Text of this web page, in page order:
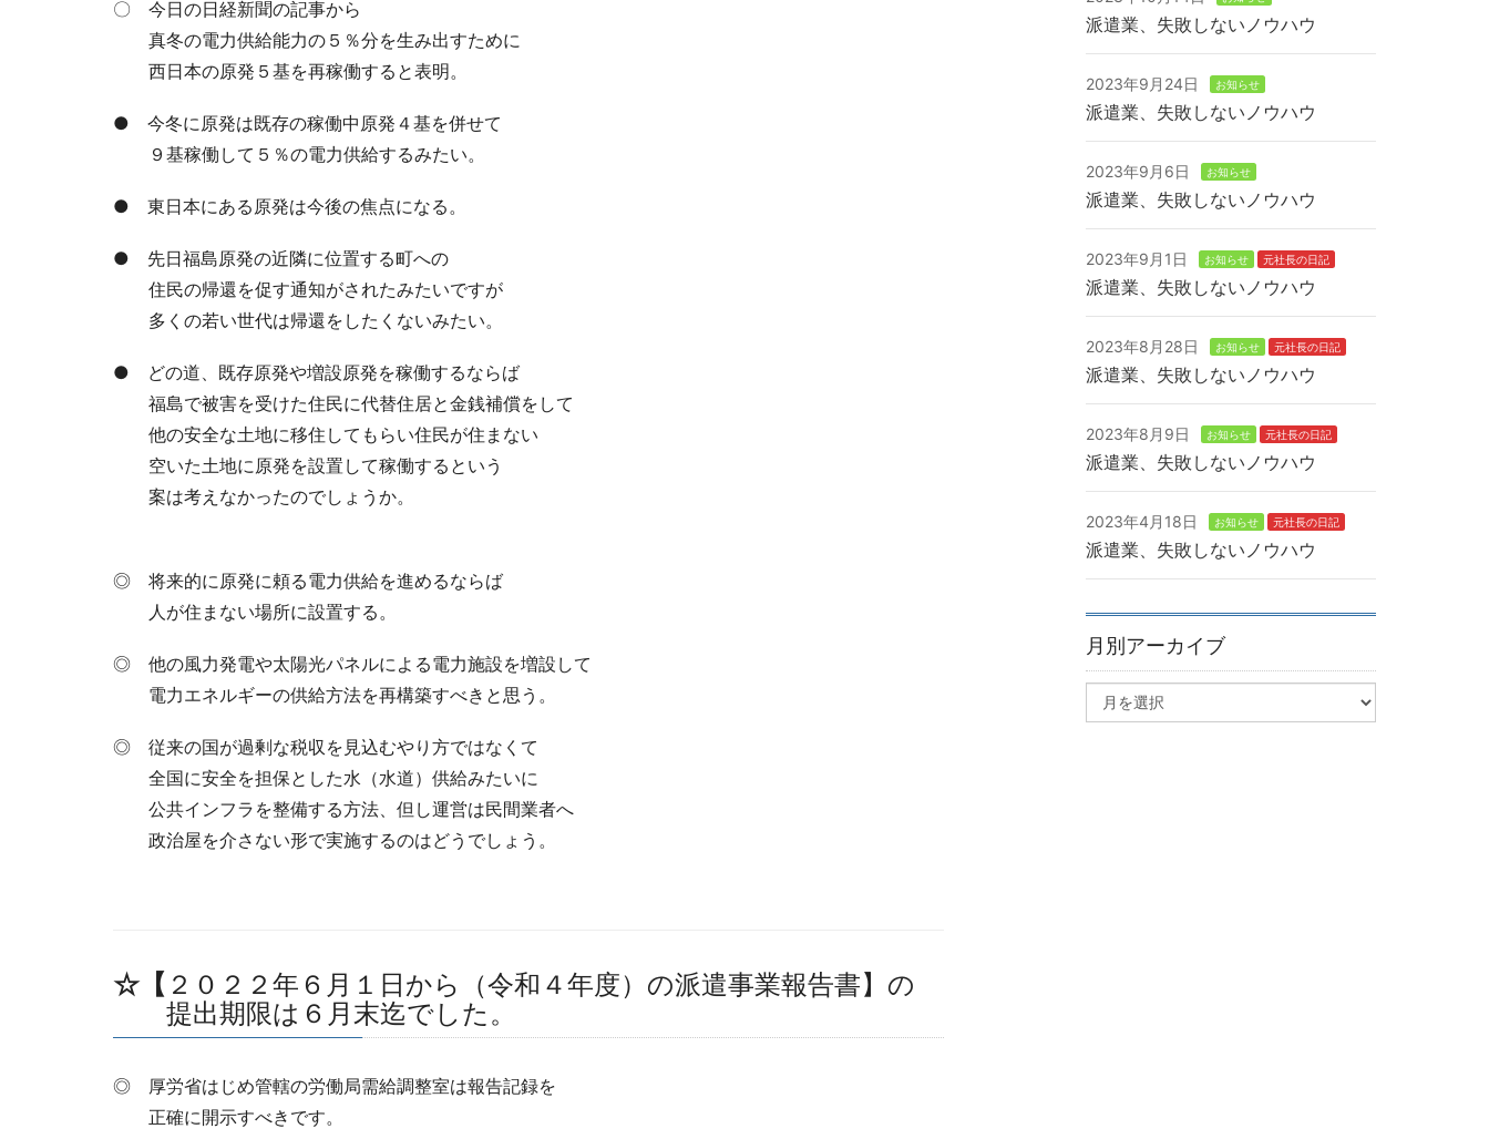
〇 今日の日経新聞の記事から
真冬の電力供給能力の５％分を生み出すために
西日本の原発５基を再稼働すると表明。
● 今冬に原発は既存の稼働中原発４基を併せて
９基稼働して５％の電力供給するみたい。
● 東日本にある原発は今後の焦点になる。
● 先日福島原発の近隣に位置する町への
住民の帰還を促す通知がされたみたいですが
多くの若い世代は帰還をしたくないみたい。
● どの道、既存原発や増設原発を稼働するならば
福島で被害を受けた住民に代替住居と金銭補償をして
他の安全な土地に移住してもらい住民が住まない
空いた土地に原発を設置して稼働するという
案は考えなかったのでしょうか。
◎ 将来的に原発に頼る電力供給を進めるならば
人が住まない場所に設置する。
◎ 他の風力発電や太陽光パネルによる電力施設を増設して
電力エネルギーの供給方法を再構築すべきと思う。
◎ 従来の国が過剰な税収を見込むやり方ではなくて
全国に安全を担保とした水（水道）供給みたいに
公共インフラを整備する方法、但し運営は民間業者へ
政治屋を介さない形で実施するのはどうでしょう。
☆【 ２０２２年６月１日から（令和４年度）の派遣事業報告書】の
提出期限は６月末迄でした。
◎ 厚労省はじめ管轄の労働局需給調整室は報告記録を
正確に開示すべきです。
派遣業、失敗しないノウハウ
2023年9月24日 お知らせ
派遣業、失敗しないノウハウ
2023年9月6日 お知らせ
派遣業、失敗しないノウハウ
2023年9月1日 お知らせ 元社長の日記
派遣業、失敗しないノウハウ
2023年8月28日 お知らせ 元社長の日記
派遣業、失敗しないノウハウ
2023年8月9日 お知らせ 元社長の日記
派遣業、失敗しないノウハウ
2023年4月18日 お知らせ 元社長の日記
派遣業、失敗しないノウハウ
月別アーカイブ